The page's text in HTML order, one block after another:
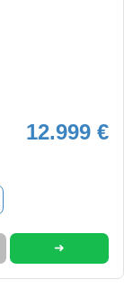
12.999 €
➜